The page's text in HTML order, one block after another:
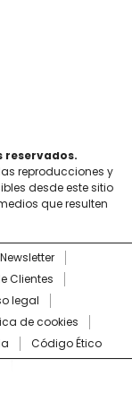
reservados.
reproducciones y
desde este sitio
que resulten
Newsletter
Clientes
legal
de cookies
Código Ético